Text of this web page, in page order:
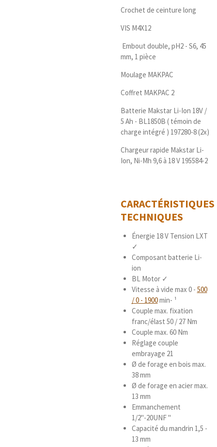
Crochet de ceinture long
VIS M4X12
Embout double, pH2 - S6, 45
mm, 1 pièce
Moulage MAKPAC
Coffret MAKPAC 2
Batterie Makstar Li-Ion 18V /
5 Ah - BL1850B ( témoin de
charge intégré ) 197280-8 (2x)
Chargeur rapide Makstar Li-
Ion, Ni-Mh 9,6 à 18 V 195584-2
CARACTÉRISTIQUES
TECHNIQUES
Énergie 18 V Tension LXT
✓
Composant batterie Li-
ion
BL Motor ✓
Vitesse à vide max 0 - 500
/ 0 - 1900min- ¹
Couple max. fixation
franc/élast 50 / 27 Nm
Couple max. 60 Nm
Réglage couple
embrayage 21
Ø de forage en bois max.
38 mm
Ø de forage en acier max.
13 mm
Emmanchement
1/2"-20UNF "
Capacité du mandrin 1,5 -
13 mm